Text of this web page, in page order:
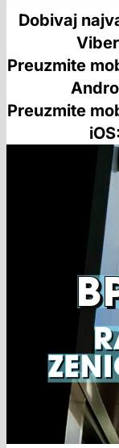
Dobivaj
Preuzmite
Preuzmite
iOS: